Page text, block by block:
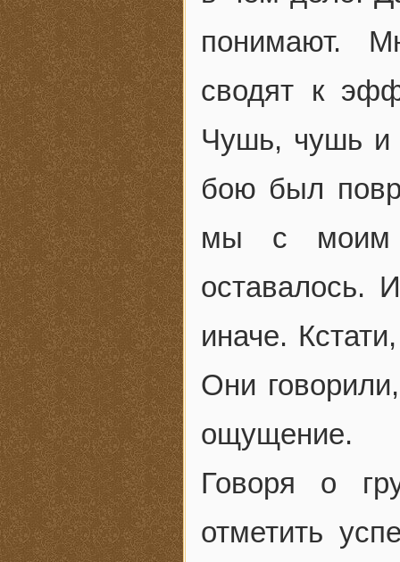
понимают.
сводят к
Чушь, чушь и
бою был
мы с моим
оставалось.
иначе.
Они
ощущение.
Говоря о
отметить